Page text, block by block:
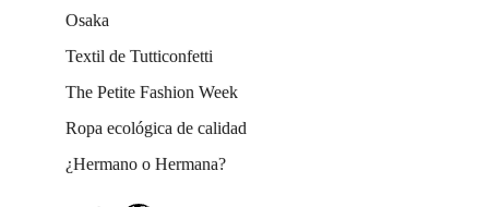
Osaka
Textil de Tutticonfetti
The Petite Fashion Week
Ropa ecológica de calidad
¿Hermano o Hermana?